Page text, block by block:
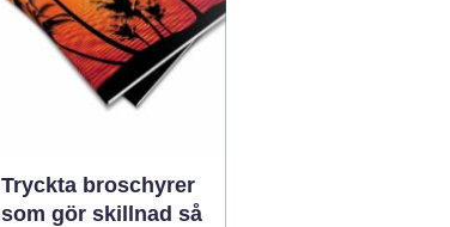
Tryckta broschyrer
som gör skillnad så